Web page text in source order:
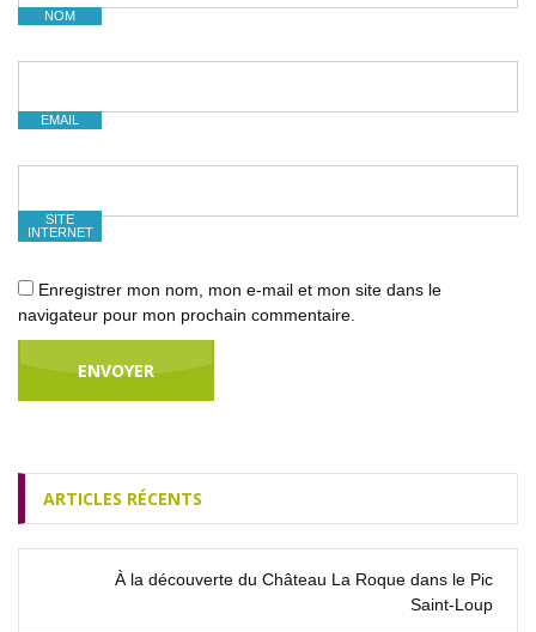
NOM
EMAIL
SITE
INTERNET
Enregistrer mon nom, mon e-mail et mon site dans le
navigateur pour mon prochain commentaire.
ARTICLES RÉCENTS
À la découverte du Château La Roque dans le Pic
Saint‑Loup